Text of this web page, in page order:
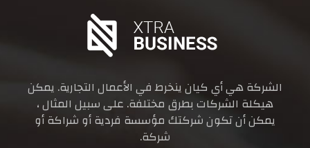
الشركة هي أي كيان ينخرط في الأعمال التجارية. يمكن
هيكلة الشركات بطرق مختلفة. على سبيل المثال ،
يمكن أن تكون شركتك مؤسسة فردية أو شراكة أو
شركة.